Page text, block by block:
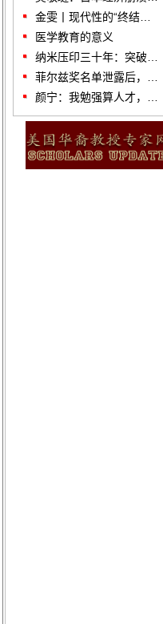
金雯丨现代性的“终结…
医学教育的意义
纳米压印三十年：突破…
菲尔兹奖名单泄露后，…
颜宁：我勉强算人才，…